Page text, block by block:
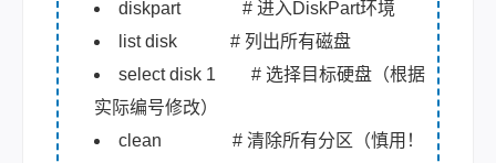
diskpart # 进入DiskPart环境
list disk # 列出所有磁盘
select disk 1 # 选择目标硬盘（根据
实际编号修改）
clean # 清除所有分区（慎用！